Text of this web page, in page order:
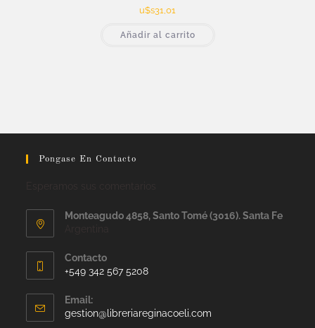
u$s31,01
Añadir al carrito
Pongase En Contacto
Monteagudo 4858, Santo Tomé (3016). Santa Fe
Contacto
+549 342 567 5208
Email:
gestion@libreriareginacoeli.com